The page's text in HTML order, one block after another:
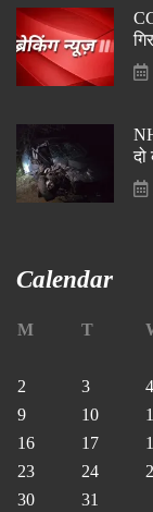
Calendar
M T
2
3 4
9
10
16
17
23
24
30
31